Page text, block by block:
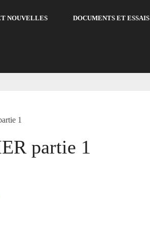
NOUVELLES DOCUMENTS ET ESSAIS
1
partie 1